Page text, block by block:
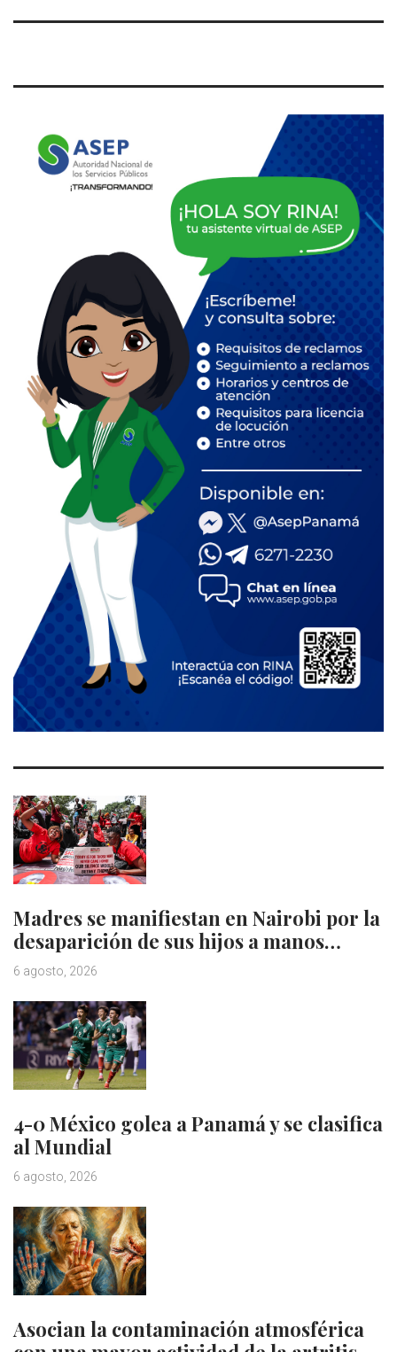
Madres se manifiestan en Nairobi por la
desaparición de sus hijos a manos…
6 agosto, 2026
4-0 México golea a Panamá y se clasifica
al Mundial
6 agosto, 2026
Asocian la contaminación atmosférica